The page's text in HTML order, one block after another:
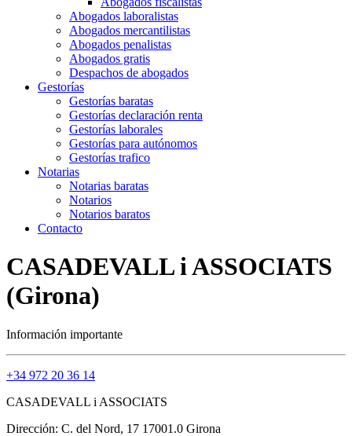
Abogados laboralistas
Abogados mercantilistas
Abogados penalistas
Abogados gratis
Despachos de abogados
Gestorías
Gestorías baratas
Gestorías declaración renta
Gestorías laborales
Gestorías para autónomos
Gestorías trafico
Notarias
Notarias baratas
Notarios
Notarios baratos
Contacto
CASADEVALL i ASSOCIATS
(Girona)
Información importante
+34 972 20 36 14
CASADEVALL i ASSOCIATS
Dirección: C. del Nord, 17 17001.0 Girona